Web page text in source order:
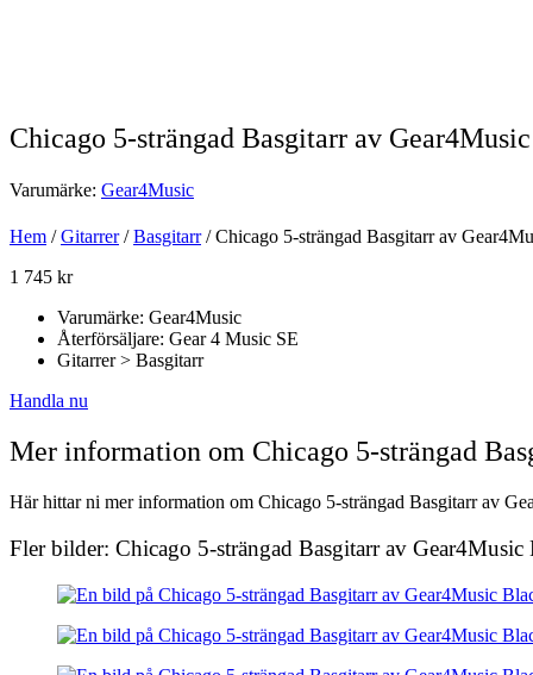
Chicago 5-strängad Basgitarr av
Varumärke: Gear4Music
Hem /Gitarrer/Basgitarr/ Chicago 5-strängad Basgitarr av
1 745 kr
Varumärke: Gear4Music
Återförsäljare: Gear 4 Music SE
Gitarrer > Basgitarr
Handla nu
Mer information om Chicago 5-strängad
Här hittar ni mer information om Chicago 5-strängad Basgitarr av
Fler bilder: Chicago 5-strängad Basgitarr av